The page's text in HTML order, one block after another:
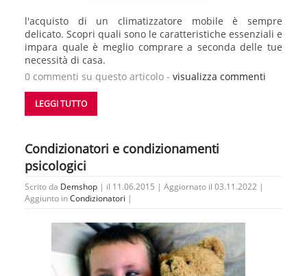
l'acquisto di un climatizzatore mobile è sempre
delicato. Scopri quali sono le caratteristiche essenziali e
impara quale è meglio comprare a seconda delle tue
necessità di casa.
0 commenti su questo articolo - visualizza commenti
LEGGI TUTTO
Condizionatori e condizionamenti
psicologici
Scrito da Demshop | il 11.06.2015 | Aggiornato il 03.11.2022 |
Aggiunto inCondizionatori |